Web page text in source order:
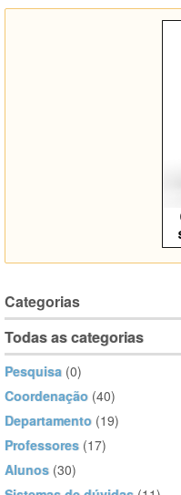
Categorias
Todas as categorias
Pesquisa (0)
Coordenação (40)
Departamento (19)
Professores (17)
Alunos (30)